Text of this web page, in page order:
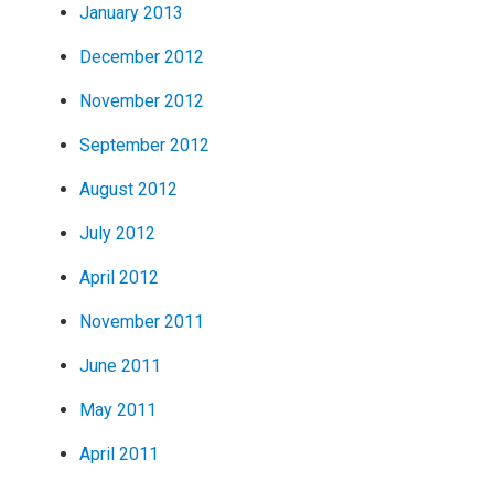
January 2013
December 2012
November 2012
September 2012
August 2012
July 2012
April 2012
November 2011
June 2011
May 2011
April 2011